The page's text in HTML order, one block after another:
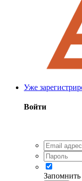
Уже
Войти
Запомнить